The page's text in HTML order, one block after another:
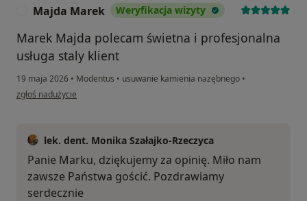
Majda Marek Weryfikacja wizyty
Marek Majda polecam świetna i profesjonalna
usługa staly klient
19 maja 2026 • Modentus • usuwanie kamienia nazębnego •
w opinii użytkownika Majda Marek
zgłoś nadużycie
lek. dent. Monika Szałajko-Rzeczyca
Panie Marku, dziękujemy za opinię. Miło nam
zawsze Państwa gościć. Pozdrawiamy
serdecznie